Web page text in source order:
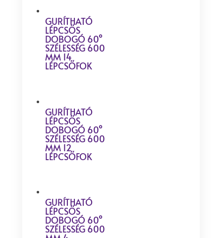
GURÍTHATÓ
LÉPCSŐS
DOBOGÓ 60°
SZÉLESSÉG 600
MM 14
LÉPCSŐFOK
GURÍTHATÓ
LÉPCSŐS
DOBOGÓ 60°
SZÉLESSÉG 600
MM 12
LÉPCSŐFOK
GURÍTHATÓ
LÉPCSŐS
DOBOGÓ 60°
SZÉLESSÉG 600